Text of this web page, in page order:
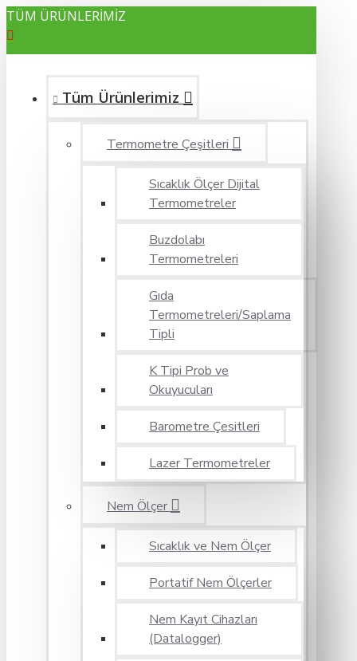
TÜM ÜRÜNLERİMİZ
Tüm Ürünlerimiz
Termometre Çeşitleri
Sıcaklık Ölçer Dijital
Termometreler
Buzdolabı
Termometreleri
Gıda
Termometreleri/Saplama
Tipli
K Tipi Prob ve
Okuyucuları
Barometre Çesitleri
Lazer Termometreler
Nem Ölçer
Sıcaklık ve Nem Ölçer
Portatif Nem Ölçerler
Nem Kayıt Cihazları
(Datalogger)